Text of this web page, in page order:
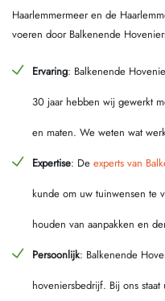
Haarlemmermeer en de
voeren door Balkenende
Ervaring: Balkenende
30 jaar hebben wij gewerkt
en maten. We weten wat
Expertise: De experts van
kunde om uw tuinwensen te
houden van aanpakken en
Persoonlijk: Balkenende
hoveniersbedrijf. Bij ons